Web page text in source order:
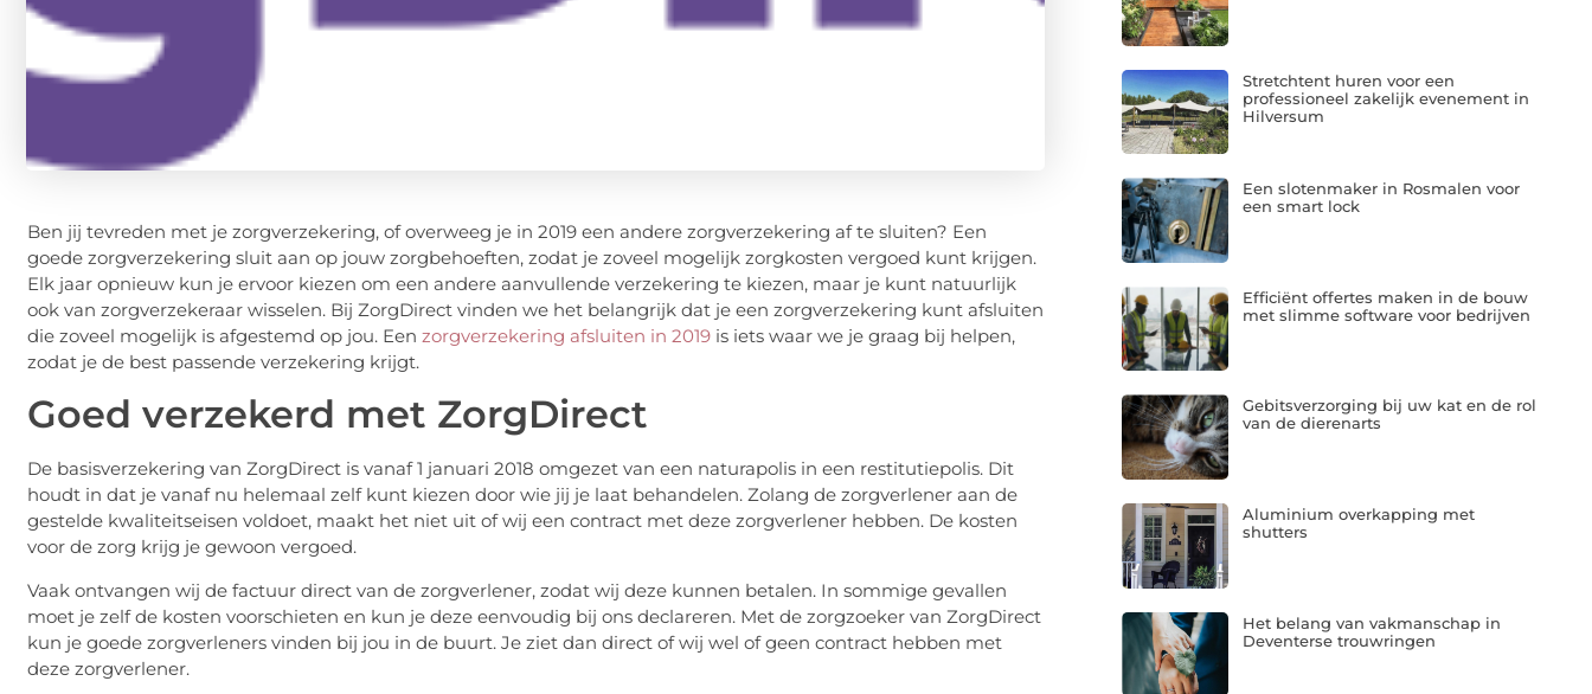
Ben jij tevreden met je zorgverzekering, of overweeg je in 2019 een andere zorgverzekering af te sluiten? Een
goede zorgverzekering sluit aan op jouw zorgbehoeften, zodat je zoveel mogelijk zorgkosten vergoed kunt krijgen.
Elk jaar opnieuw kun je ervoor kiezen om een andere aanvullende verzekering te kiezen, maar je kunt natuurlijk
ook van zorgverzekeraar wisselen. Bij ZorgDirect vinden we het belangrijk dat je een zorgverzekering kunt afsluiten
die zoveel mogelijk is afgestemd op jou. Een zorgverzekering afsluiten in 2019 is iets waar we je graag bij helpen,
zodat je de best passende verzekering krijgt.
Goed verzekerd met ZorgDirect
De basisverzekering van ZorgDirect is vanaf 1 januari 2018 omgezet van een naturapolis in een restitutiepolis. Dit
houdt in dat je vanaf nu helemaal zelf kunt kiezen door wie jij je laat behandelen. Zolang de zorgverlener aan de
gestelde kwaliteitseisen voldoet, maakt het niet uit of wij een contract met deze zorgverlener hebben. De kosten
voor de zorg krijg je gewoon vergoed.
Vaak ontvangen wij de factuur direct van de zorgverlener, zodat wij deze kunnen betalen. In sommige gevallen
moet je zelf de kosten voorschieten en kun je deze eenvoudig bij ons declareren. Met de zorgzoeker van ZorgDirect
kun je goede zorgverleners vinden bij jou in de buurt. Je ziet dan direct of wij wel of geen contract hebben met
deze zorgverlener.
Stretchtent huren voor een
professioneel zakelijk evenement in
Hilversum
Een slotenmaker in Rosmalen voor
een smart lock
Efficiënt offertes maken in de bouw
met slimme software voor bedrijven
Gebitsverzorging bij uw kat en de rol
van de dierenarts
Aluminium overkapping met
shutters
Het belang van vakmanschap in
Deventerse trouwringen